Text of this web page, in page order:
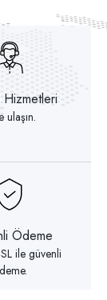
Hizmetleri
ulaşın.
Ödeme
ile güvenli